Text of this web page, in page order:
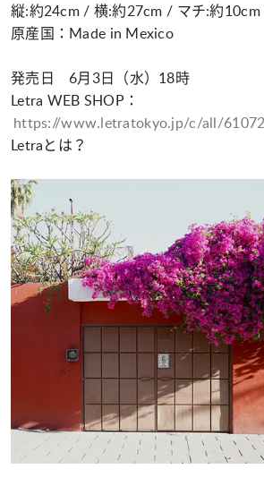
縦:約24cm / 横:約27cm / マチ:約10cm
原産国：Made in Mexico
発売日 6月3日（水）18時
Letra WEB SHOP：
https://www.letratokyo.jp/c/all/
Letraとは？